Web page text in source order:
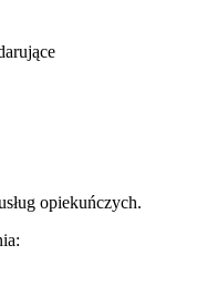
opiekuńczych.